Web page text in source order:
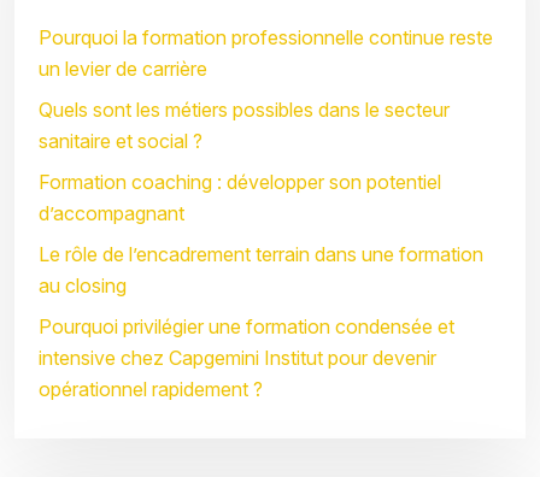
Pourquoi la formation professionnelle continue reste
un levier de carrière
Quels sont les métiers possibles dans le secteur
sanitaire et social ?
Formation coaching : développer son potentiel
d’accompagnant
Le rôle de l’encadrement terrain dans une formation
au closing
Pourquoi privilégier une formation condensée et
intensive chez Capgemini Institut pour devenir
opérationnel rapidement ?